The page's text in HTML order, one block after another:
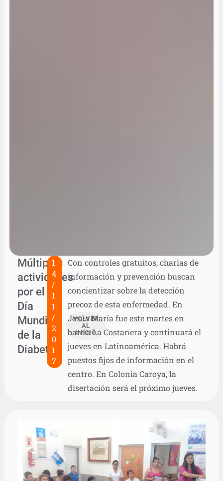
Múltiples
actividades
por el
Día
Mundial
de la
Diabetes
1
4
/
1
1
/
2
0
1
7
VOLVER
AL
INICIO
Con controles gratuitos, charlas de
información y prevención buscan
concientizar sobre la detección
precoz de esta enfermedad. En
Jesús María fue este martes en
barrio La Costanera y continuará el
jueves en Latinoamérica. Habrá
puestos fijos de información en el
centro. En Colonia Caroya, la
disertación será el próximo jueves.